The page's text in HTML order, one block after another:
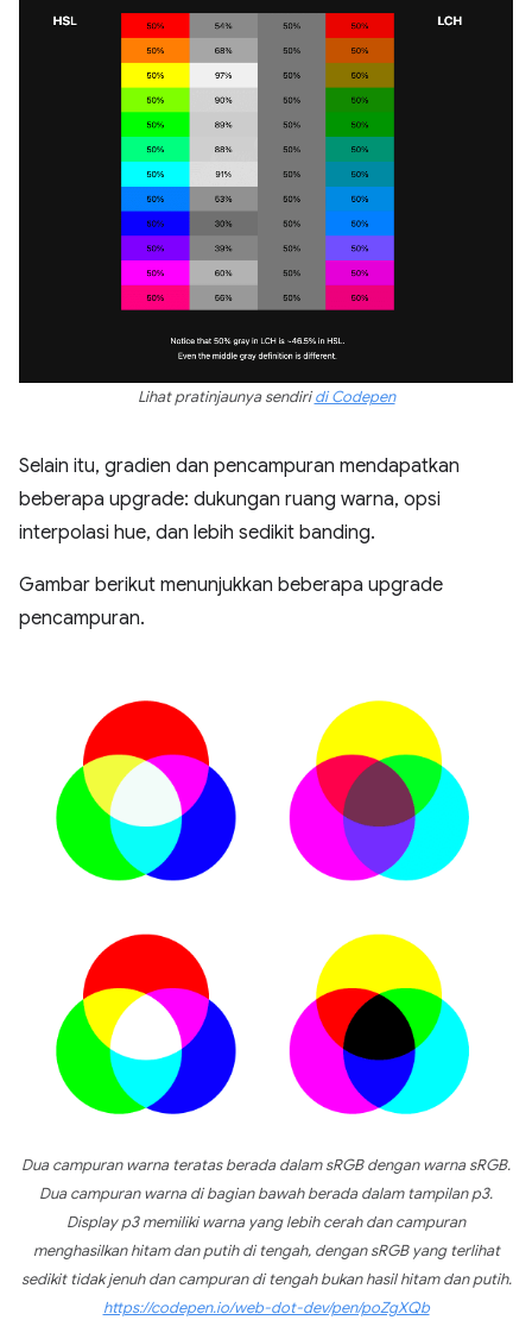
Lihat pratinjaunya sendiridi Codepen
Selain itu, gradien dan pencampuran mendapatkan
beberapa upgrade: dukungan ruang warna, opsi
interpolasi hue, dan lebih sedikit banding.
Gambar berikut menunjukkan beberapa upgrade
pencampuran.
Dua campuran warna teratas berada dalam sRGB dengan warna sRGB.
Dua campuran warna di bagian bawah berada dalam tampilan p3.
Display p3 memiliki warna yang lebih cerah dan campuran
menghasilkan hitam dan putih di tengah, dengan sRGB yang terlihat
sedikit tidak jenuh dan campuran di tengah bukan hasil hitam dan putih.
https://codepen.io/web-dot-dev/pen/poZgXQb